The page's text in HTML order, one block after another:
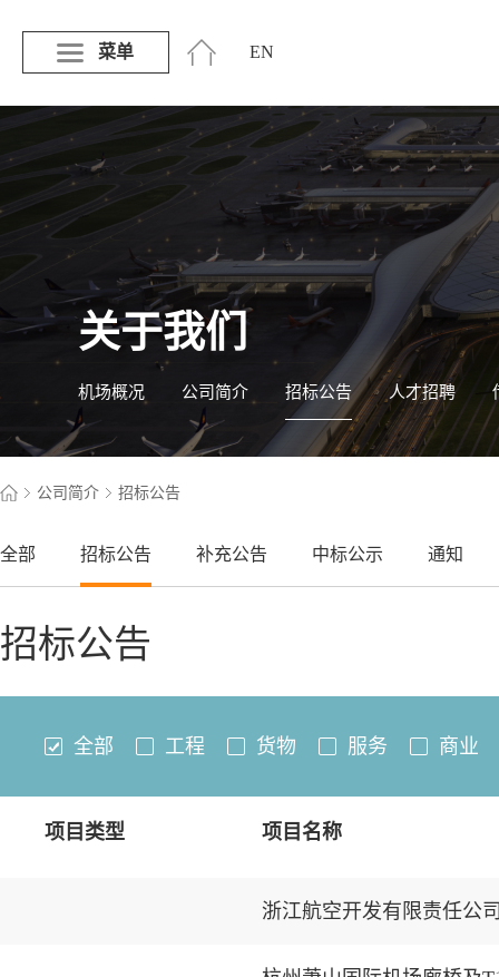
菜单 EN
关于我们
机场概况 公司简介 招标公告 人才招聘
公司简介 招标公告
全部 招标公告 补充公告 中标公示 通知
招标公告
全部 工程 货物 服务 商业
项目类型 项目名称
浙江航空开发有限责任公